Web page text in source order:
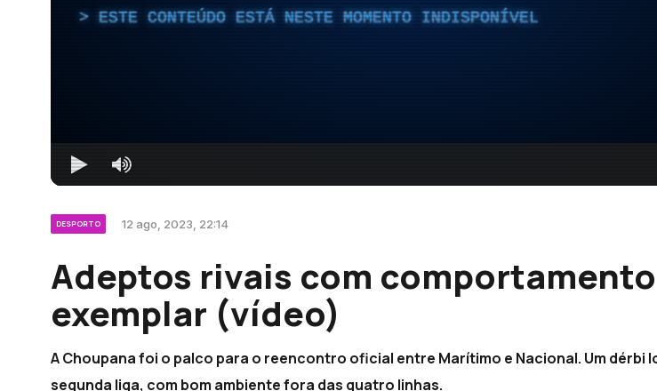
ESTE CONTEÚDO ESTÁ NESTE MOMENTO INDISPONÍVEL
DESPORTO 12 ago, 2023, 22:14
Adeptos rivais com comportamento
exemplar (vídeo)
A Choupana foi o palco para o reencontro oficial entre Marítimo e Nacional. Um dérbi
segunda liga, com bom ambiente fora das quatro linhas.